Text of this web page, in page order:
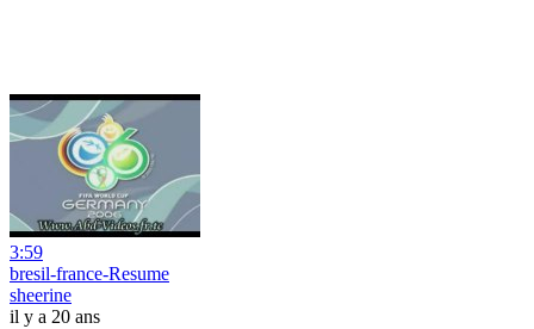
3:59
bresil-france-Resume
sheerine
il y a 20 ans